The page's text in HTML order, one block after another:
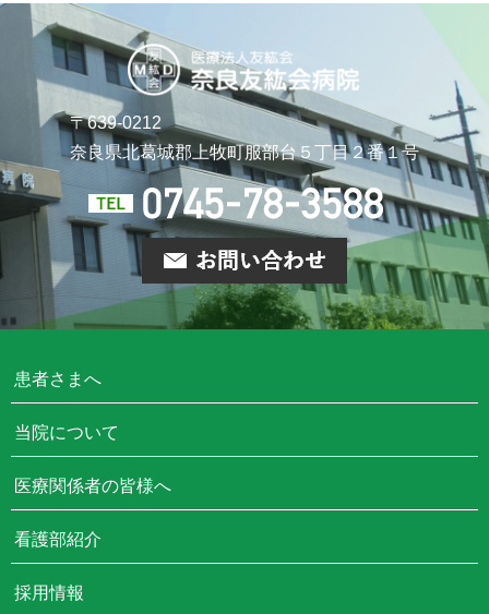
〒639-0212
奈良県北葛城郡上牧町服部台５丁目２番１号
患者さまへ
当院について
医療関係者の皆様へ
看護部紹介
採用情報